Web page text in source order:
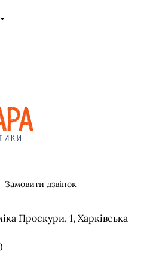
Замовити дзвінок
Проскури, 1, Харківська